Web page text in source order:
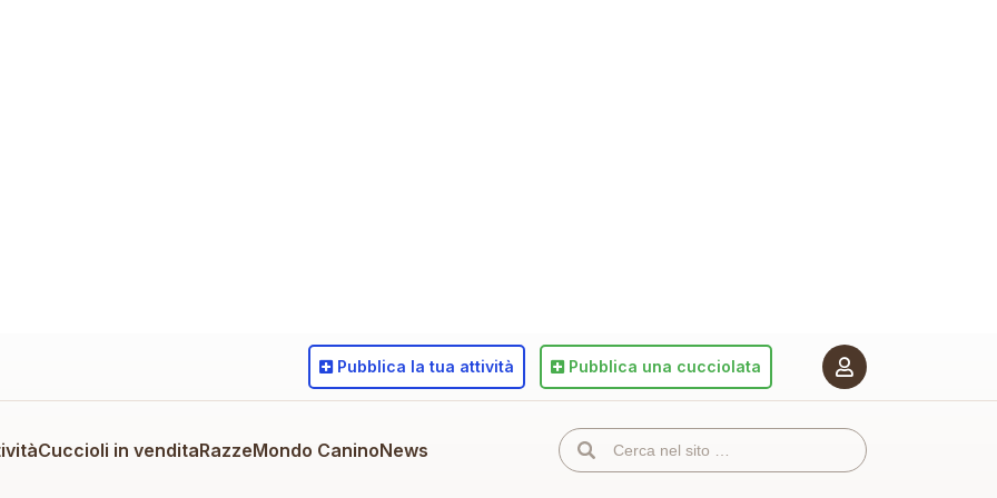
Cuccioli in venditaRazzeMondo CaninoNews
Pubblica la tua attività Pubblica una cucciolata